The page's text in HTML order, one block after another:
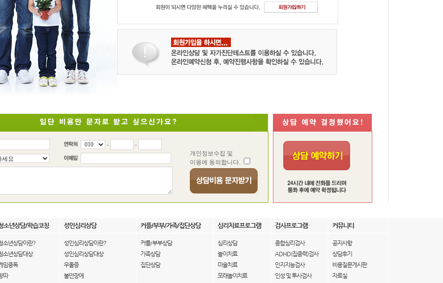
-
-
개인정보수집 및
이용에 동의합니다.
소년상담/학습코칭 성인심리상담 커플/부부/가족/집단상담 심리치료프로그램 검사프로그램 커뮤니티
소년상담이란?
소년상담대상
임중독
따
성인심리상담이란?
성인심리상담대상
우울증
불안장애
커플/부부상담
가족상담
집단상담
심리상담
놀이치료
미술치료
모래놀이치료
종합심리검사
ADHD(집중력)검사
인지지능검사
인성 및 투사검사
공지사항
상담후기
비용질문게시판
자료실